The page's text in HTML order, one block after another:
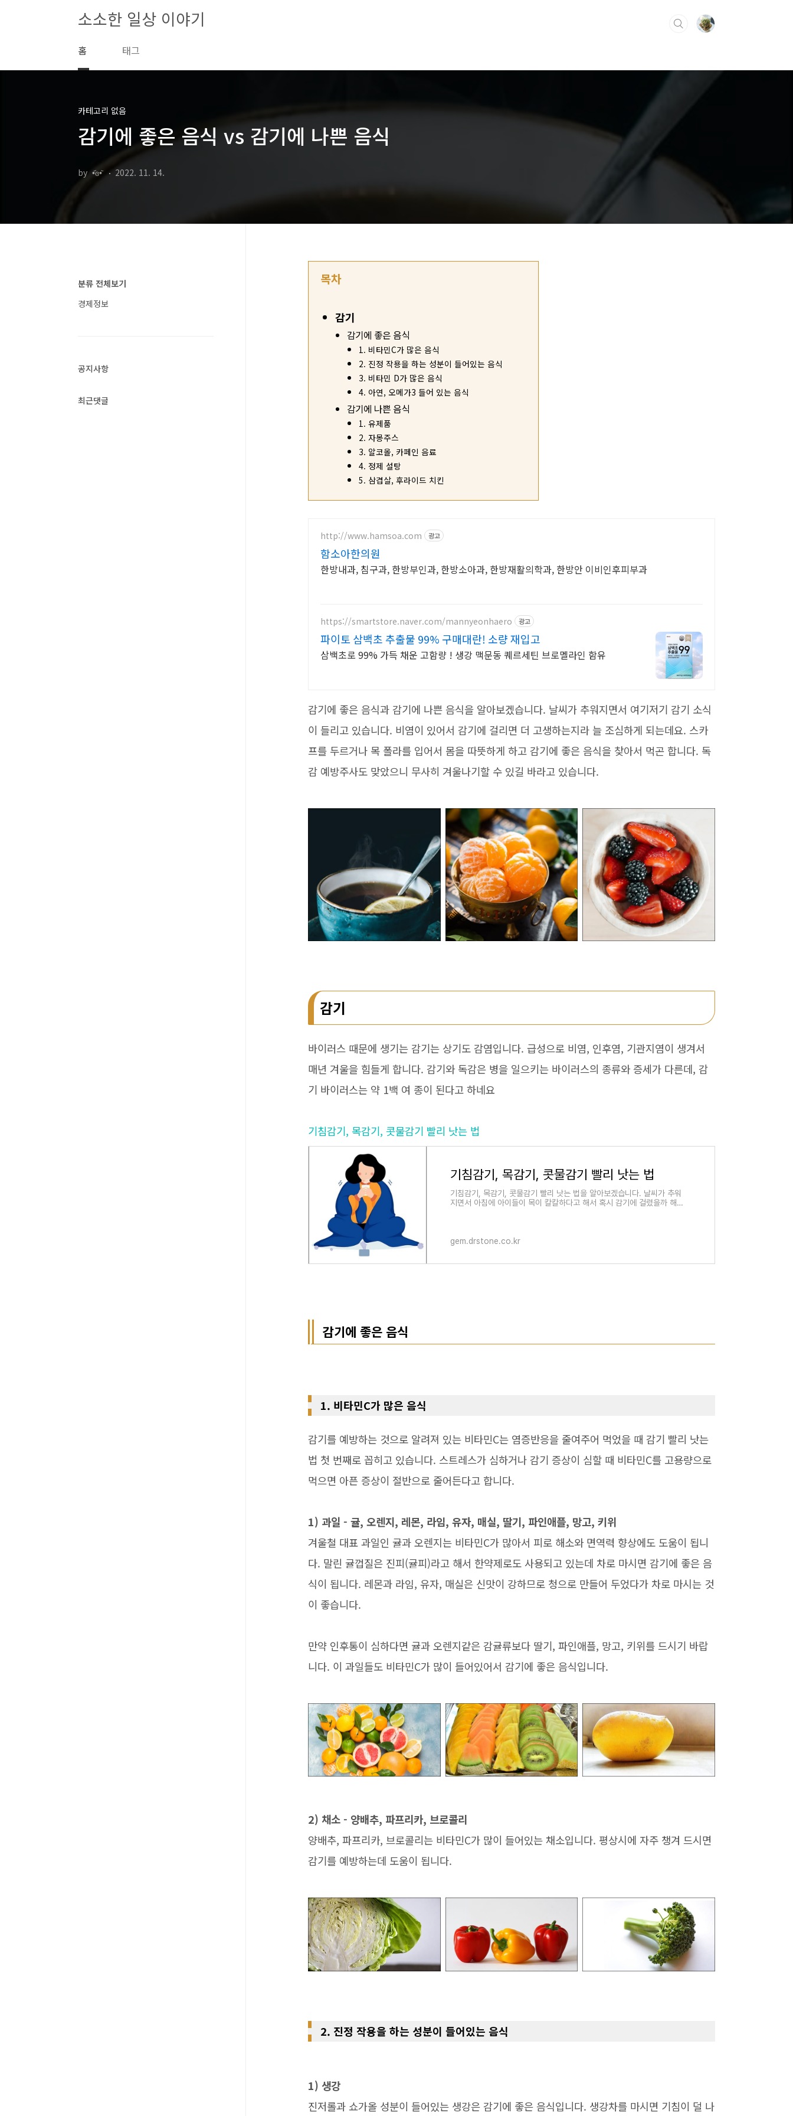
소소한 일상 이야기
홈 태그
카테고리 없음
감기에 좋은 음식 vs 감기에 나쁜 음식
by •᷄ɞ•᷅ 2022. 11. 14.
목차
감기
감기에 좋은 음식
1. 비타민C가 많은 음식
2. 진정 작용을 하는 성분이 들어있는 음식
3. 비타민 D가 많은 음식
4. 아연, 오메가3 들어 있는 음식
감기에 나쁜 음식
1. 유제품
2. 자몽주스
3. 알코올, 카페인 음료
4. 정제 설탕
5. 삼겹살, 후라이드 치킨
http://www.hamsoa.com 광고
함소아한의원
한방내과, 침구과, 한방부인과, 한방소아과, 한방재활의학과, 한방안 이비인후피부과
https://smartstore.naver.com/mannyeonhaero 광고
파이토 삼백초 추출물 99% 구매대란! 소량 재입고
삼백초로 99% 가득 채운 고함량 ! 생강 맥문동 퀘르세틴 브로멜라인 함유
감기에 좋은 음식과 감기에 나쁜 음식을 알아보겠습니다. 날씨가 추워지면서 여기저기 감기 소식
이 들리고 있습니다. 비염이 있어서 감기에 걸리면 더 고생하는지라 늘 조심하게 되는데요. 스카
프를 두르거나 목 폴라를 입어서 몸을 따뜻하게 하고 감기에 좋은 음식을 찾아서 먹곤 합니다. 독
감 예방주사도 맞았으니 무사히 겨울나기할 수 있길 바라고 있습니다.
감기
바이러스 때문에 생기는 감기는 상기도 감염입니다. 급성으로 비염, 인후염, 기관지염이 생겨서
매년 겨울을 힘들게 합니다. 감기와 독감은 병을 일으키는 바이러스의 종류와 증세가 다른데, 감
기 바이러스는 약 1백 여 종이 된다고 하네요
기침감기, 목감기, 콧물감기 빨리 낫는 법
기침감기, 목감기, 콧물감기 빨리 낫는 법
기침감기, 목감기, 콧물감기 빨리 낫는 법을 알아보겠습니다. 날씨가 추워
지면서 아침에 아이들이 목이 칼칼하다고 해서 혹시 감기에 걸렸을까 해서
gem.drstone.co.kr
감기에 좋은 음식
1. 비타민C가 많은 음식
감기를 예방하는 것으로 알려져 있는 비타민C는 염증반응을 줄여주어 먹었을 때 감기 빨리 낫는
법 첫 번째로 꼽히고 있습니다. 스트레스가 심하거나 감기 증상이 심할 때 비타민C를 고용량으로
먹으면 아픈 증상이 절반으로 줄어든다고 합니다.
1) 과일 - 귤, 오렌지, 레몬, 라임, 유자, 매실, 딸기, 파인애플, 망고, 키위
겨울철 대표 과일인 귤과 오렌지는 비타민C가 많아서 피로 해소와 면역력 향상에도 도움이 됩니
다. 말린 귤껍질은 진피(귤피)라고 해서 한약제로도 사용되고 있는데 차로 마시면 감기에 좋은 음
식이 됩니다. 레몬과 라임, 유자, 매실은 신맛이 강하므로 청으로 만들어 두었다가 차로 마시는 것
이 좋습니다.
만약 인후통이 심하다면 귤과 오렌지같은 감귤류보다 딸기, 파인애플, 망고, 키위를 드시기 바랍
니다. 이 과일들도 비타민C가 많이 들어있어서 감기에 좋은 음식입니다.
2) 채소 - 양배추, 파프리카, 브로콜리
양배추, 파프리카, 브로콜리는 비타민C가 많이 들어있는 채소입니다. 평상시에 자주 챙겨 드시면
감기를 예방하는데 도움이 됩니다.
2. 진정 작용을 하는 성분이 들어있는 음식
1) 생강
진저롤과 쇼가올 성분이 들어있는 생강은 감기에 좋은 음식입니다. 생강차를 마시면 기침이 덜 나
분류 전체보기
경제정보
공지사항
최근댓글